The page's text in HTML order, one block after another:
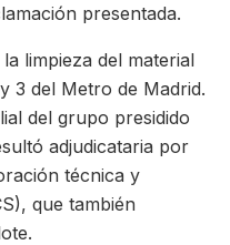
presentada.
limpieza del material
3 del Metro de Madrid.
del grupo presidido
adjudicataria por
técnica y
que también